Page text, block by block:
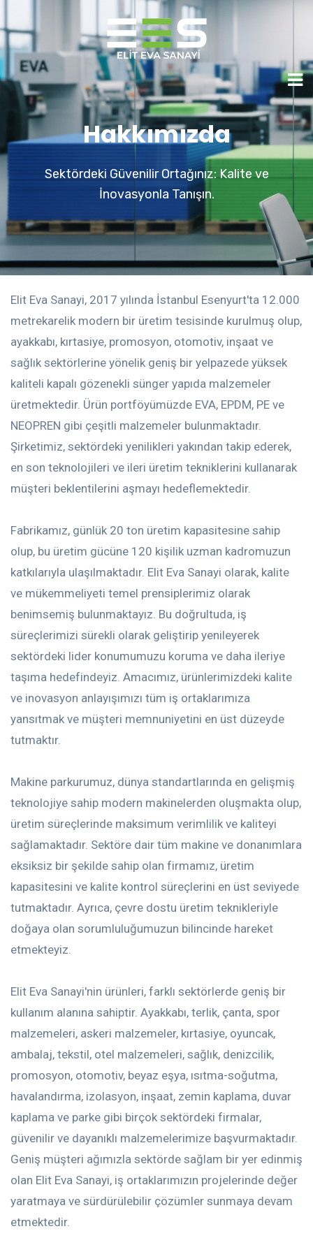
Hakkımızda
Sektördeki Güvenilir Ortağınız: Kalite ve
İnovasyonla Tanışın.
Elit Eva Sanayi, 2017 yılında İstanbul Esenyurt'ta 12.000
metrekarelik modern bir üretim tesisinde kurulmuş olup,
ayakkabı, kırtasiye, promosyon, otomotiv, inşaat ve
sağlık sektörlerine yönelik geniş bir yelpazede yüksek
kaliteli kapalı gözenekli sünger yapıda malzemeler
üretmektedir. Ürün portföyümüzde EVA, EPDM, PE ve
NEOPREN gibi çeşitli malzemeler bulunmaktadır.
Şirketimiz, sektördeki yenilikleri yakından takip ederek,
en son teknolojileri ve ileri üretim tekniklerini kullanarak
müşteri beklentilerini aşmayı hedeflemektedir.
Fabrikamız, günlük 20 ton üretim kapasitesine sahip
olup, bu üretim gücüne 120 kişilik uzman kadromuzun
katkılarıyla ulaşılmaktadır. Elit Eva Sanayi olarak, kalite
ve mükemmeliyeti temel prensiplerimiz olarak
benimsemiş bulunmaktayız. Bu doğrultuda, iş
süreçlerimizi sürekli olarak geliştirip yenileyerek
sektördeki lider konumumuzu koruma ve daha ileriye
taşıma hedefindeyiz. Amacımız, ürünlerimizdeki kalite
ve inovasyon anlayışımızı tüm iş ortaklarımıza
yansıtmak ve müşteri memnuniyetini en üst düzeyde
tutmaktır.
Makine parkurumuz, dünya standartlarında en gelişmiş
teknolojiye sahip modern makinelerden oluşmakta olup,
üretim süreçlerinde maksimum verimlilik ve kaliteyi
sağlamaktadır. Sektöre dair tüm makine ve donanımlara
eksiksiz bir şekilde sahip olan firmamız, üretim
kapasitesini ve kalite kontrol süreçlerini en üst seviyede
tutmaktadır. Ayrıca, çevre dostu üretim teknikleriyle
doğaya olan sorumluluğumuzun bilincinde hareket
etmekteyiz.
Elit Eva Sanayi'nin ürünleri, farklı sektörlerde geniş bir
kullanım alanına sahiptir. Ayakkabı, terlik, çanta, spor
malzemeleri, askeri malzemeler, kırtasiye, oyuncak,
ambalaj, tekstil, otel malzemeleri, sağlık, denizcilik,
promosyon, otomotiv, beyaz eşya, ısıtma-soğutma,
havalandırma, izolasyon, inşaat, zemin kaplama, duvar
kaplama ve parke gibi birçok sektördeki firmalar,
güvenilir ve dayanıklı malzemelerimize başvurmaktadır.
Geniş müşteri ağımızla sektörde sağlam bir yer edinmiş
olan Elit Eva Sanayi, iş ortaklarımızın projelerinde değer
yaratmaya ve sürdürülebilir çözümler sunmaya devam
etmektedir.